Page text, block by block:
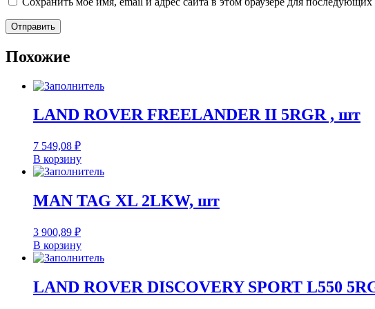
Похожие
LAND ROVER FREELANDER II 5RGR , шт
7 549,08 ₽
В корзину
MAN TAG XL 2LKW, шт
3 900,89 ₽
В корзину
LAND ROVER DISCOVERY SPORT L550